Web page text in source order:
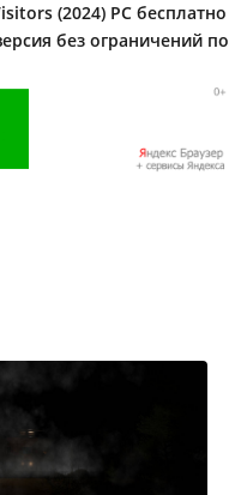
(2024) PC бесплатно
без ограничений по